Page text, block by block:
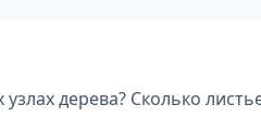
дерева? Сколько